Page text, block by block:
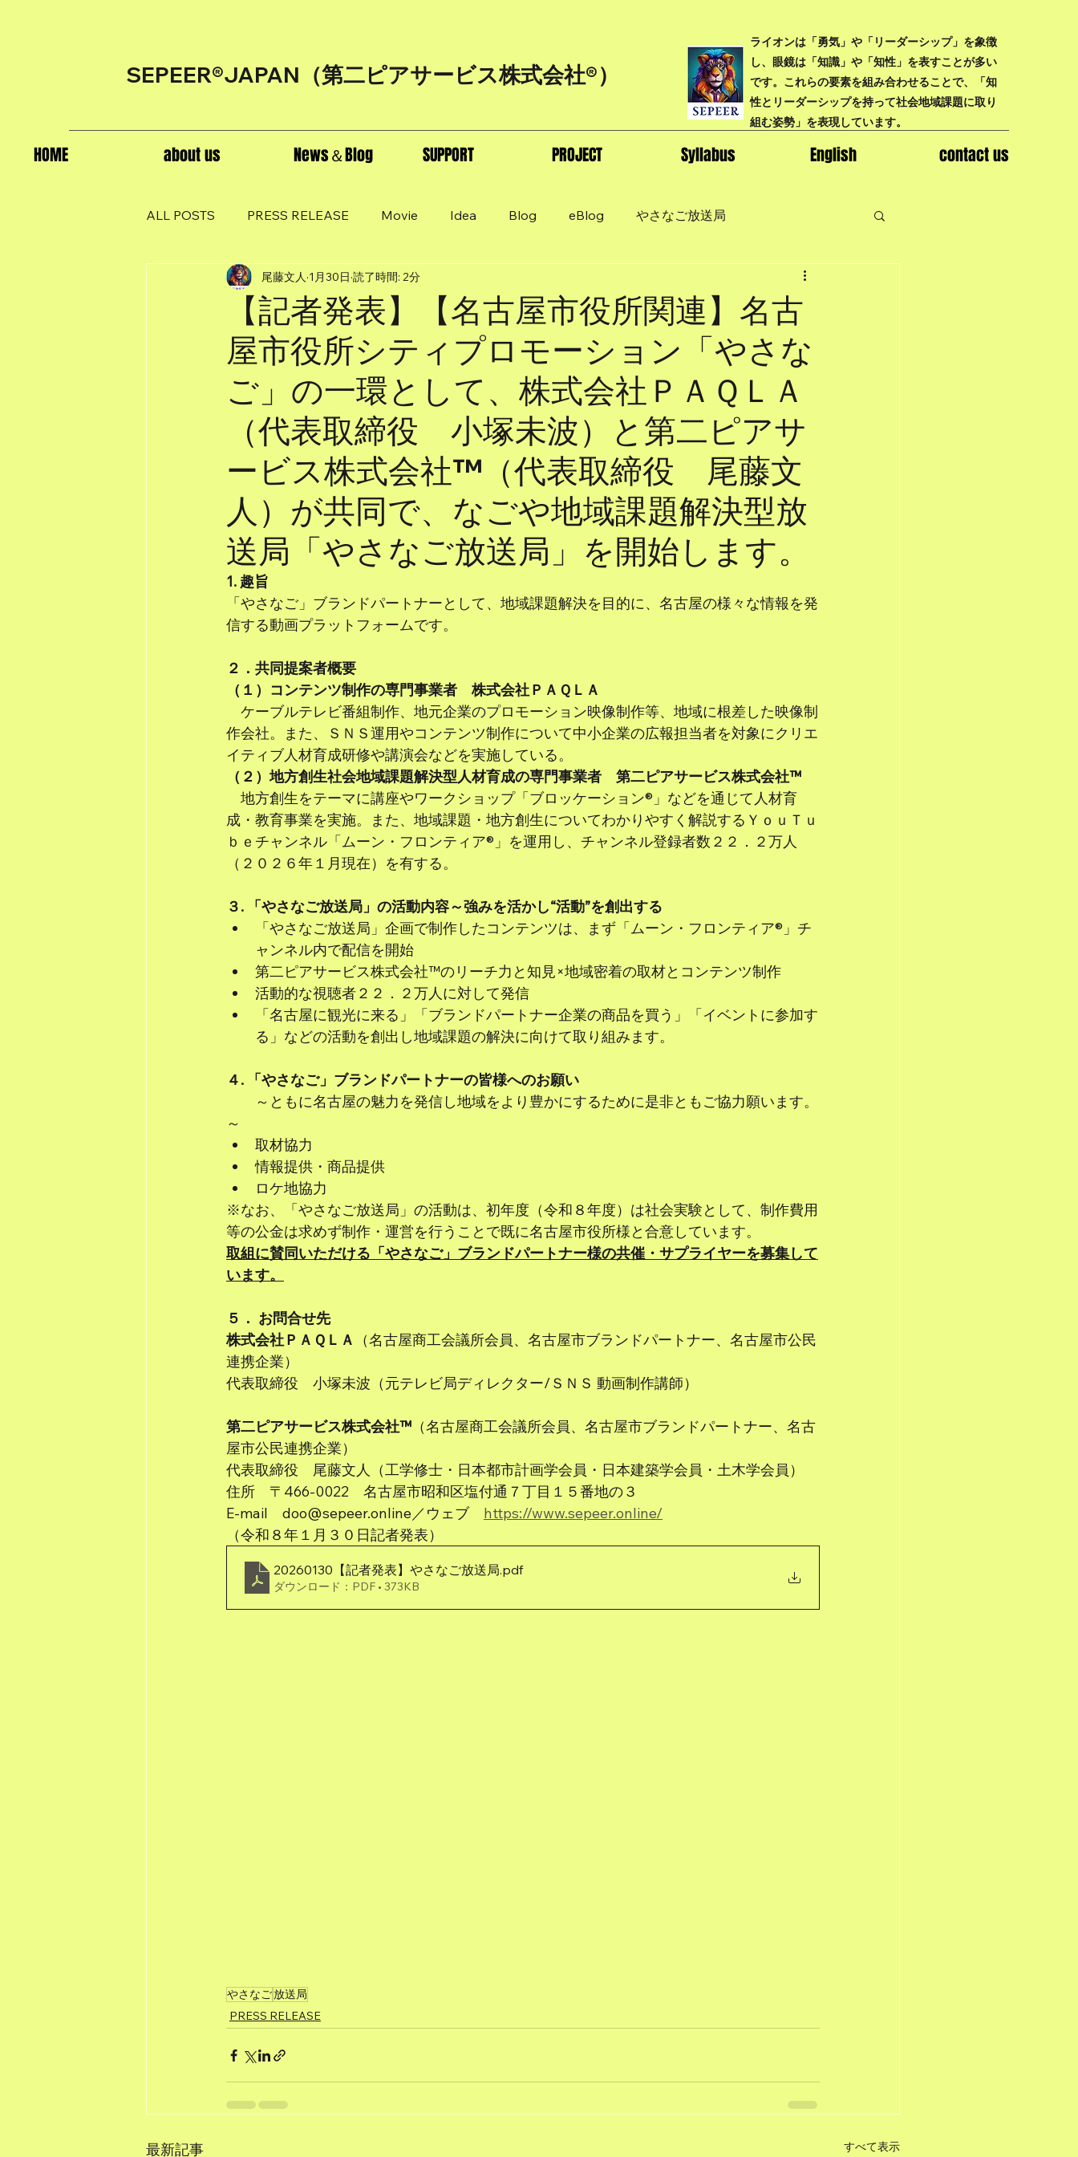
SEPEER®JAPAN（第二ピアサービス株式会社®）
ライオンは「勇気」や「リーダーシップ」を象徴
し、眼鏡は「知識」や「知性」を表すことが多い
です。これらの要素を組み合わせることで、「知
性とリーダーシップを持って社会地域課題に取り
組む姿勢」を表現しています。
HOME about us News＆Blog SUPPORT PROJECT Syllabus English contact us
ALL POSTS PRESS RELEASE Movie Idea Blog eBlog やさなご放送局
【記者発表】【名古屋市役所関連】名古
屋市役所シティプロモーション「やさな
ご」の一環として、株式会社ＰＡＱＬＡ
（代表取締役 小塚未波）と第二ピアサ
ービス株式会社™（代表取締役 尾藤文
人）が共同で、なごや地域課題解決型放
送局「やさなご放送局」を開始します。
尾藤文人 1月30日 読了時間: 2分
1. 趣旨
「やさなご」ブランドパートナーとして、地域課題解決を目的に、名古屋の様々な情報を発
信する動画プラットフォームです。
２．共同提案者概要
（１）コンテンツ制作の専門事業者　株式会社ＰＡＱＬＡ
ケーブルテレビ番組制作、地元企業のプロモーション映像制作等、地域に根差した映像制
作会社。また、ＳＮＳ運用やコンテンツ制作について中小企業の広報担当者を対象にクリエ
イティブ人材育成研修や講演会などを実施している。
（２）地方創生社会地域課題解決型人材育成の専門事業者　第二ピアサービス株式会社™
地方創生をテーマに講座やワークショップ「ブロッケーション®」などを通じて人材育
成・教育事業を実施。また、地域課題・地方創生についてわかりやすく解説するＹｏｕＴｕ
ｂｅチャンネル「ムーン・フロンティア®」を運用し、チャンネル登録者数２２．２万人
（２０２６年１月現在）を有する。
３. 「やさなご放送局」の活動内容～強みを活かし“活動”を創出する
「やさなご放送局」企画で制作したコンテンツは、まず「ムーン・フロンティア®」チ
ャンネル内で配信を開始
第二ピアサービス株式会社™のリーチ力と知見×地域密着の取材とコンテンツ制作
活動的な視聴者２２．２万人に対して発信
「名古屋に観光に来る」「ブランドパートナー企業の商品を買う」「イベントに参加す
る」などの活動を創出し地域課題の解決に向けて取り組みます。
４. 「やさなご」ブランドパートナーの皆様へのお願い
～ともに名古屋の魅力を発信し地域をより豊かにするために是非ともご協力願います。
～
取材協力
情報提供・商品提供
ロケ地協力
※なお、「やさなご放送局」の活動は、初年度（令和８年度）は社会実験として、制作費用
等の公金は求めず制作・運営を行うことで既に名古屋市役所様と合意しています。
取組に賛同いただける「やさなご」ブランドパートナー様の共催・サプライヤーを募集して
います。
５．	お問合せ先
株式会社ＰＡＱＬＡ
（名古屋商工会議所会員、名古屋市ブランドパートナー、名古屋市公民
連携企業）
代表取締役　小塚未波（元テレビ局ディレクター/ＳＮＳ 動画制作講師）
第二ピアサービス株式会社™ （名古屋商工会議所会員、名古屋市ブランドパートナー、名古
屋市公民連携企業）
代表取締役　尾藤文人（工学修士・日本都市計画学会員・日本建築学会員・土木学会員）
住所　〒466-0022　名古屋市昭和区塩付通７丁目１５番地の３
E-mail　doo@sepeer.online／ウェブ https://www.sepeer.online/
（令和８年１月３０日記者発表）
20260130【記者発表】やさなご放送局.pdf
ダウンロード：PDF • 373KB
やさなご放送局
PRESS RELEASE
最新記事 すべて表示